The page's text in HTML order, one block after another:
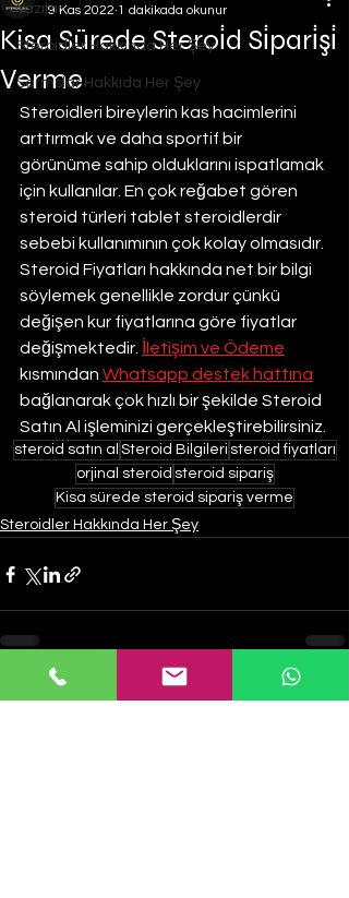
Yazılar
Steroidler Hakkında Her Şey
Sarmslar Hakkıda Her Şey
Kisa Sürede Steroi̇d Si̇pari̇şi̇
Verme
9 Kas 2022 1 dakikada okunur
Steroidleri bireylerin kas hacimlerini
arttırmak ve daha sportif bir
görünüme sahip olduklarını ispatlamak
için kullanılar. En çok reğabet gören
steroid türleri tablet steroidlerdir
sebebi kullanımının çok kolay olmasıdır.
Steroid Fiyatları hakkında net bir bilgi
söylemek genellikle zordur çünkü
değişen kur fiyatlarına göre fiyatlar
değişmektedir.
İletişim ve Ödeme
kısmından Whatsapp destek hattına
bağlanarak çok hızlı bir şekilde Steroid
Satın Al işleminizi gerçekleştirebilirsiniz.
steroid satın al Steroid Bilgileri steroid fiyatları
orjinal steroid steroid sipariş
Kisa sürede steroid sipariş verme
Steroidler Hakkında Her Şey
Son Yazılar Hepsini Gör